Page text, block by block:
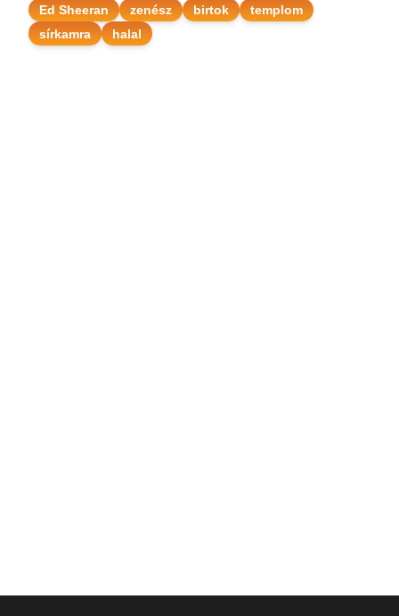
Ed Sheeran zenész birtok
templom
sírkamra
halal